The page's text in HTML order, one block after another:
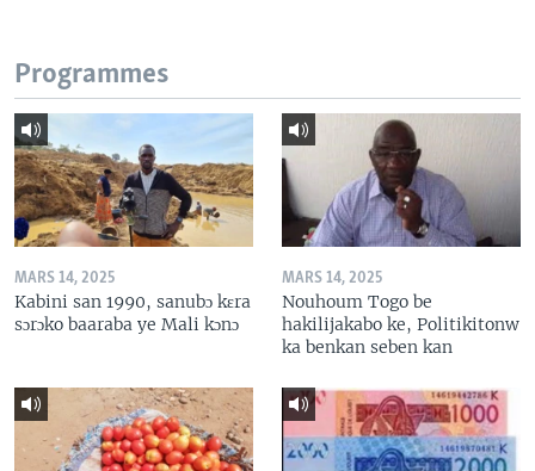
Programmes
MARS 14, 2025
Kabini san 1990, sanubɔ kɛra
sɔrɔko baaraba ye Mali kɔnɔ
MARS 14, 2025
Nouhoum Togo be
hakilijakabo ke, Politikitonw
ka benkan seben kan